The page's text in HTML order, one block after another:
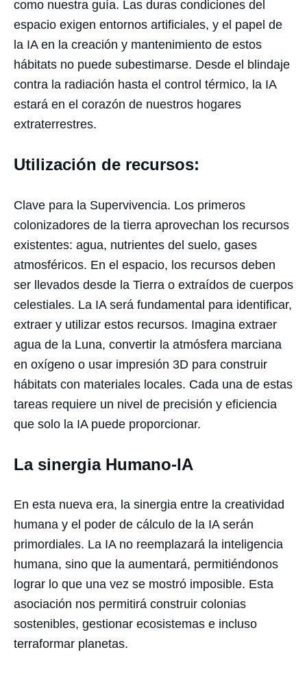
como nuestra guía. Las duras condiciones del
espacio exigen entornos artificiales, y el papel de
la IA en la creación y mantenimiento de estos
hábitats no puede subestimarse. Desde el blindaje
contra la radiación hasta el control térmico, la IA
estará en el corazón de nuestros hogares
extraterrestres.
Utilización de recursos:
Clave para la Supervivencia. Los primeros
colonizadores de la tierra aprovechan los recursos
existentes: agua, nutrientes del suelo, gases
atmosféricos. En el espacio, los recursos deben
ser llevados desde la Tierra o extraídos de cuerpos
celestiales. La IA será fundamental para identificar,
extraer y utilizar estos recursos. Imagina extraer
agua de la Luna, convertir la atmósfera marciana
en oxígeno o usar impresión 3D para construir
hábitats con materiales locales. Cada una de estas
tareas requiere un nivel de precisión y eficiencia
que solo la IA puede proporcionar.
La sinergia Humano-IA
En esta nueva era, la sinergia entre la creatividad
humana y el poder de cálculo de la IA serán
primordiales. La IA no reemplazará la inteligencia
humana, sino que la aumentará, permitiéndonos
lograr lo que una vez se mostró imposible. Esta
asociación nos permitirá construir colonias
sostenibles, gestionar ecosistemas e incluso
terraformar planetas.